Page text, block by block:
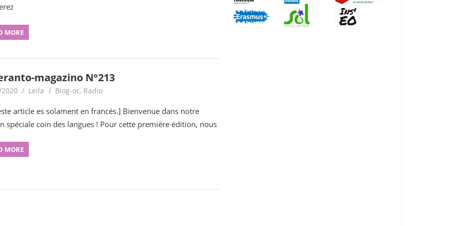
MORE
magazino N°213
Leila Blog-oc, Radio
article es solament en francés.] Bienvenue dans notre
spéciale coin des langues ! Pour cette première édition, nous
MORE